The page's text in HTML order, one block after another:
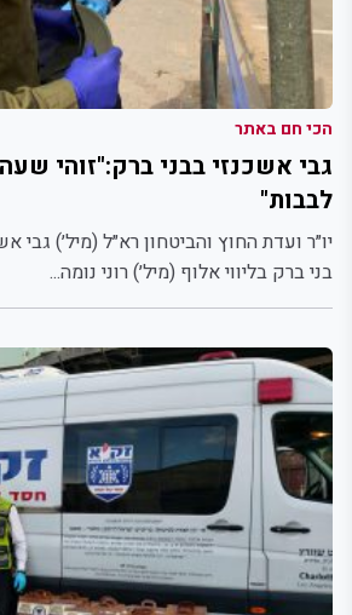
הכי חם באתר
גבי אשכנזי בבני ברק:"זוהי
לבבות"
יו״ר ועדת החוץ והביטחון רא״ל (מיל׳) גבי
בני ברק בליווי אלוף (מיל׳) רוני נומה...